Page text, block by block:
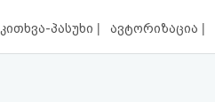
კითხვა-პასუხი | ავტორიზაცია |